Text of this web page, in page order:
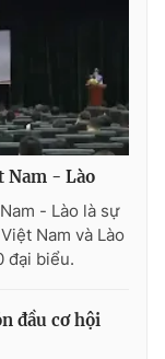
Nam - Lào
- Lào là sự
Nam và Lào
đại biểu.
đầu cơ hội